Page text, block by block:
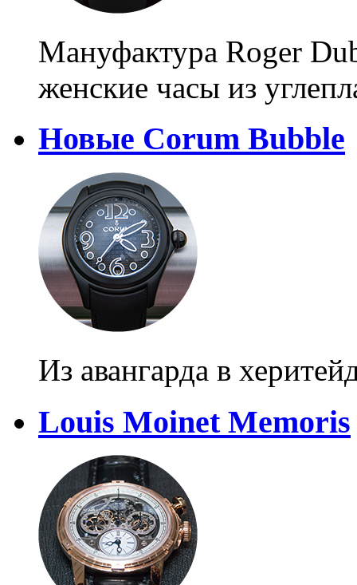
Мануфактура Roger
женские часы из
Новые Corum Bubble
Из авангарда в
Louis Moinet Memoris